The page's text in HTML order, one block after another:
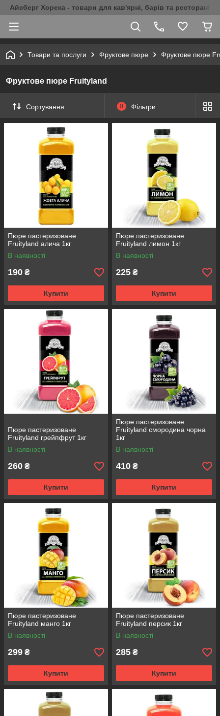
Айсберг Хорека - товари для кав'ярні, барів та ресторанів
Товари та послуги Фруктове пюре Фруктове пюре
Фруктове пюре Fruityland
Сортування 0 Фільтри
Пюре пастеризоване
Fruityland алича 1кг
В наявності
190 ₴
Купити
Пюре пастеризоване
Fruityland лимон 1кг
В наявності
225 ₴
Купити
Пюре пастеризоване
Fruityland грейпфрут 1кг
В наявності
260 ₴
Купити
Пюре пастеризоване
Fruityland смородина чорна
1кг
В наявності
410 ₴
Купити
Пюре пастеризоване
Fruityland манго 1кг
В наявності
299 ₴
Купити
Пюре пастеризоване
Fruityland персик 1кг
В наявності
285 ₴
Купити